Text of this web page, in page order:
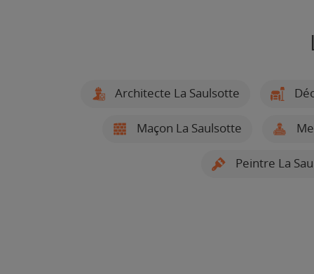
Architecte La Saulsotte
Maçon La Saulsotte
Peintre La